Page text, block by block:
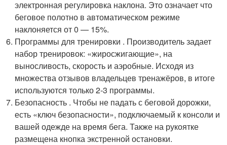
электронная регулировка наклона. Это означает что
беговое полотно в автоматическом режиме
наклоняется от 0 — 15%.
Программы для тренировки . Производитель задает
набор тренировок: «жиросжигающие», на
выносливость, скорость и аэробные. Исходя из
множества отзывов владельцев тренажёров, в итоге
используются только 2-3 программы.
Безопасность . Чтобы не падать с беговой дорожки,
есть «ключ безопасности», подключаемый к консоли и
вашей одежде на время бега. Также на рукоятке
размещена кнопка экстренной остановки.